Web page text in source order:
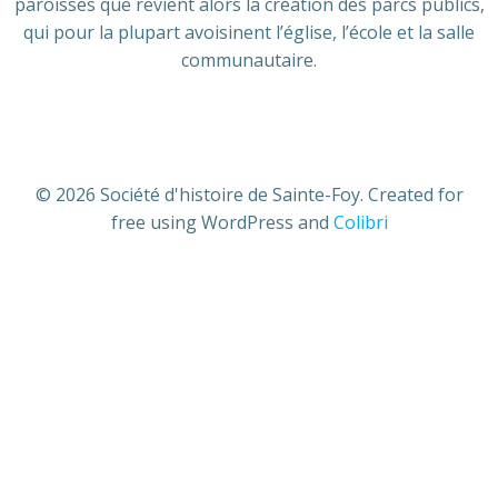
qui pour la plupart avoisinent l’église, l’école et la salle
communautaire.
© 2026 Société d'histoire de Sainte-Foy. Created for
free using WordPress and Colibri